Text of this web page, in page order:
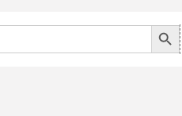
Search
Button